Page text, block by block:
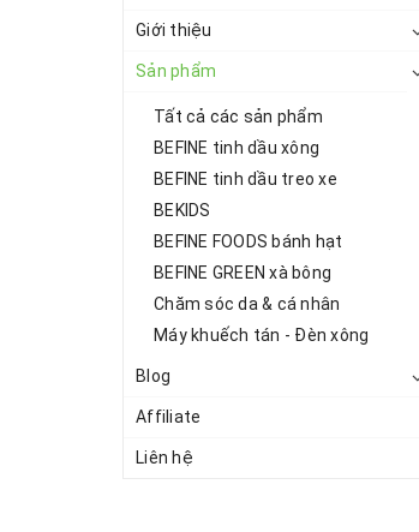
Giới thiệu
Sản phẩm
Tất cả các sản phẩm
BEFINE tinh dầu xông
BEFINE tinh dầu treo xe
BEKIDS
BEFINE FOODS bánh hạt
BEFINE GREEN xà bông
Chăm sóc da & cá nhân
Máy khuếch tán - Đèn xông
Blog
Affiliate
Liên hệ